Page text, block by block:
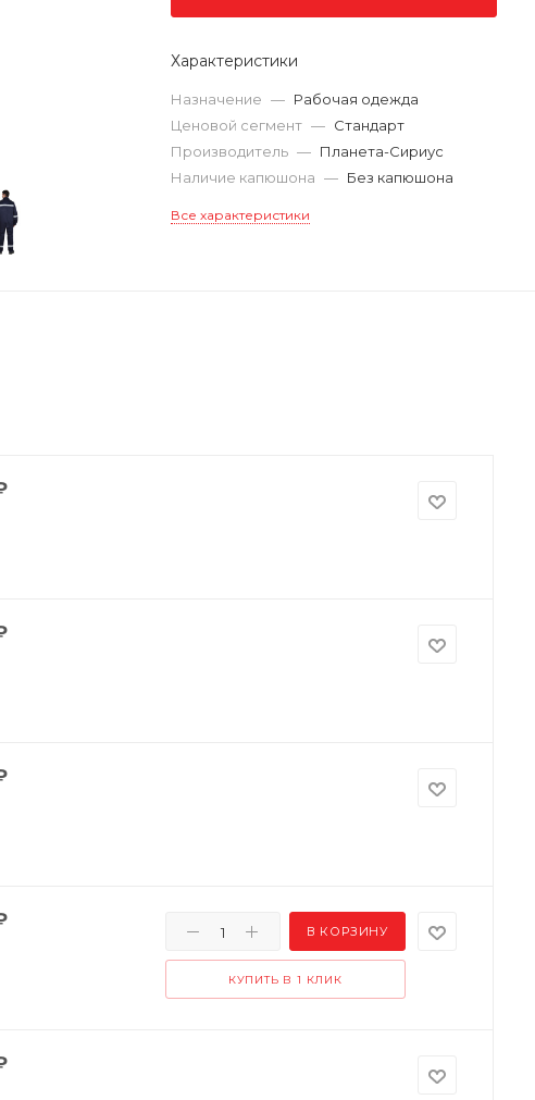
Характеристики
Назначение — Рабочая одежда
Ценовой сегмент — Стандарт
Производитель — Планета-Сириус
Наличие капюшона — Без капюшона
Все характеристики
В КОРЗИНУ
КУПИТЬ В 1 КЛИК